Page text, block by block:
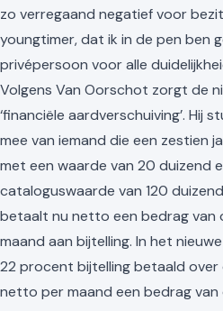
zo verregaand negatief voor
youngtimer, dat ik in de pen ben
privépersoon voor alle
Volgens Van Oorschot zorgt de
‘financiële aardverschuiving’. Hij
mee van iemand die een zestien
met een waarde van 20 duizend
cataloguswaarde van 120
betaalt nu netto een bedrag van
maand aan bijtelling. In het
22 procent bijtelling betaald over
netto per maand een bedrag van